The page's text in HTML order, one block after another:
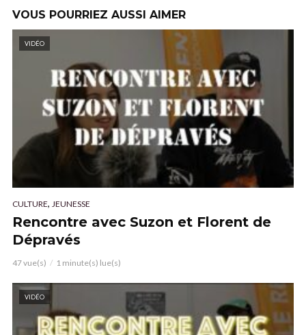
VOUS POURRIEZ AUSSI AIMER
VIDÉO
CULTURE, JEUNESSE
Rencontre avec Suzon et Florent de
Dépravés
47 vue(s) 1 minute(s) lue(s)
VIDÉO